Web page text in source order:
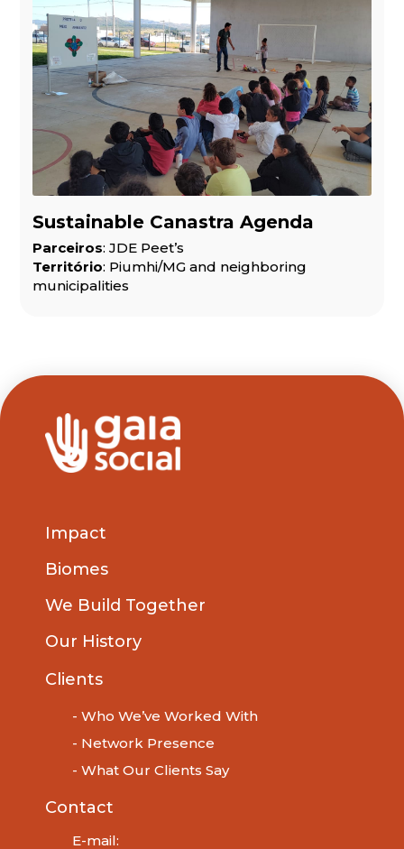
Sustainable Canastra Agenda
Parceiros: JDE Peet’s
Território: Piumhi/MG and neighboring
municipalities
Impact
Biomes
We Build Together
Our History
Clients
- Who We’ve Worked With
- Network Presence
- What Our Clients Say
Contact
E-mail: